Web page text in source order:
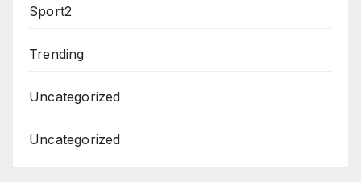
Sport2
Trending
Uncategorized
Uncategorized